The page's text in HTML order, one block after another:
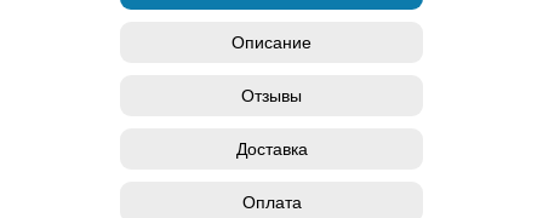
Описание
Отзывы
Доставка
Оплата